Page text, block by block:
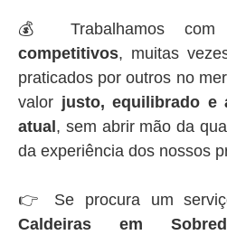
💰 Trabalhamos com
competitivos, muitas
praticados por outros no
valor justo, equilibrado e
atual , sem abrir mão da
da experiência dos nossos
👉 Se procura um
Caldeiras em